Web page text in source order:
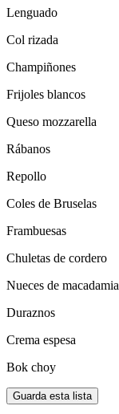
Lenguado
Col rizada
Champiñones
Frijoles blancos
Queso mozzarella
Rábanos
Repollo
Coles de Bruselas
Frambuesas
Chuletas de cordero
Nueces de macadamia
Duraznos
Crema espesa
Bok choy
Guarda esta lista